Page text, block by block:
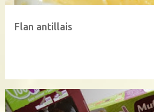
Flan antillais